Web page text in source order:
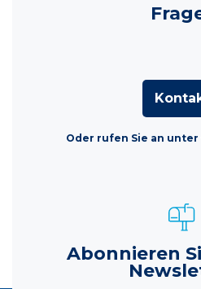
Oder rufen Sie an unter
Abonnieren